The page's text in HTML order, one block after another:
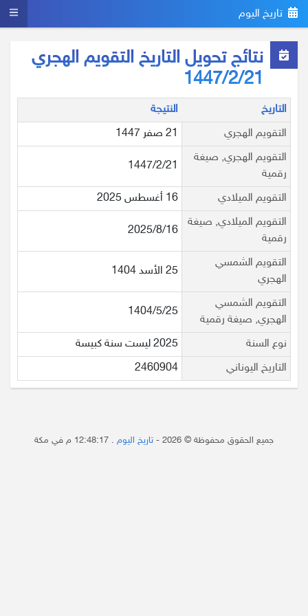
تاريخ اليوم
نتائج تحويل التاريخ التقويم الهجري
1447/2/21
التاريخ
النتيجة
التقويم الهجري
21 صفر 1447
التقويم الهجري, صيغة
رقمية
1447/2/21
التقويم الميلادي
16 أغسطس 2025
التقويم الميلادي, صيغة
رقمية
2025/8/16
التقويم الشمسي
الهجري
25 الأسد 1404
التقويم الشمسي
الهجري, صيغة رقمية
1404/5/25
نوع السنة
2025 ليست سنة كبيسة
التاريخ اليوناني
2460904
جميع الحقوق محفوظة © 2026 - تاريخ اليوم . 12:48:17 م في مكة